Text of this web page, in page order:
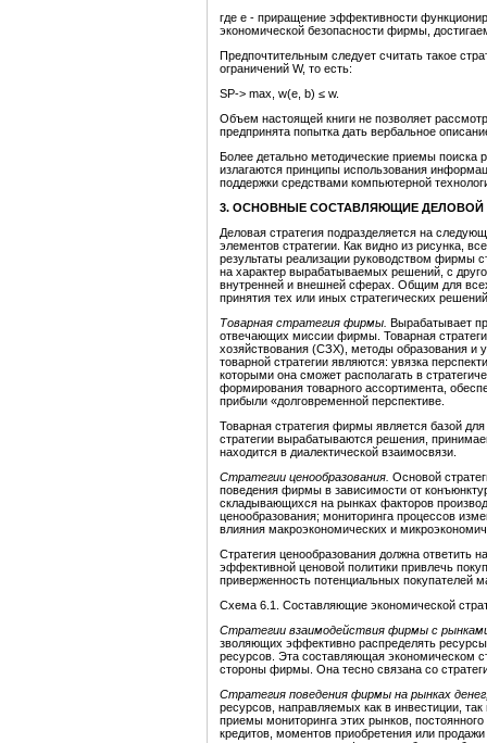
где е - приращение эффективности
эко­номической безопасности фирмы,
Предпочтительным следует считать такое
ограничений W, то есть:
SP-> max, w(e, b) ≤ w.
Объем настоящей книги не позволяет
предпринята попытка дать вербальное
Более детально методические приемы поиска
излагаются принципы использования
поддержки средствами компьютерной
3. ОСНОВНЫЕ СОСТАВЛЯЮЩИЕ ДЕЛОВОЙ
Деловая стратегия подразделяется на
элементов стратегии. Как видно из рисунка,
результаты реализации руководством фирмы
на характер вырабатываемых решений, с
внутренней и внешней сферах. Общим для
принятия тех или иных стратегических
Товарная стратегия фирмы. Вырабатывает
отвечающих миссии фирмы. Товарная
хозяйствования (СЗХ), методы образования
товарной стратегии являются: увязка
которыми она сможет располагать в
формирования товарного ассортимента,
прибыли «долговременной перспективе.
Товарная стратегия фирмы является базой
стратегии вырабатываются решения,
находится в диалектической взаимосвязи.
Стратегии ценообразования. Основой
поведения фирмы в зависимости от
складывающихся на рынках факторов
ценообразования; мониторинга процессов
влияния макроэкономических и
Стратегия ценообразования должна
эффективной ценовой политики привлечь
приверженность потенциальных покупателей
Схема 6.1. Составляющие экономической
Стратегии взаимодействия фирмы с
зволяющих эффективно распределять
ресурсов. Эта составляющая экономическом
стороны фирмы. Она тесно связана со
Стратегия поведения фирмы на рынках
ресурсов, направляемых как в инвестиции,
приемы мониторинга этих рынков,
кредитов, моментов приобретения или